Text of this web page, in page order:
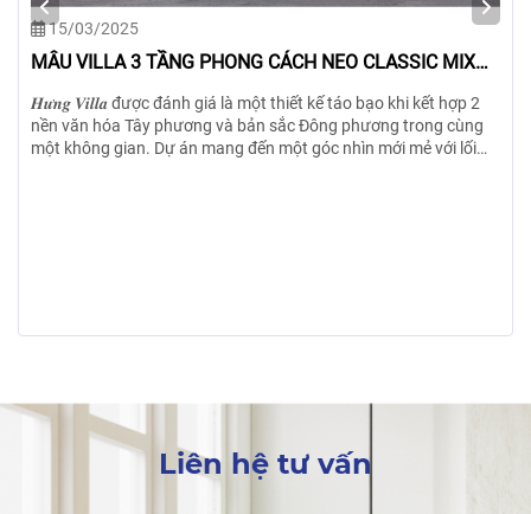
MẪU VILLA NGHỈ DƯỠNG 3 TẦNG GẮN KẾT VỚI THIÊN
NHIÊN
Mẫu vlla nghỉ dưỡng 3 tầng được HTcons thiết kế đáp ứng nhu
với thiên nhiên. Căn villa được thiết kế trên diện tích đất 1000m2,
nhưng diện tích villa chỉ 250m2 còn lại 750m2 là sân vườn
Liên hệ tư vấn